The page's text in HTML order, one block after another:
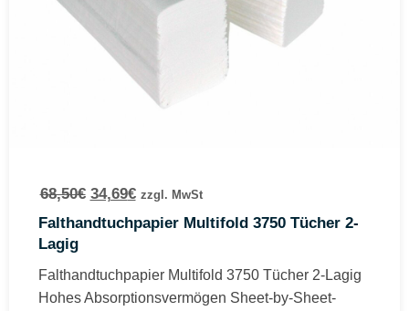
68,50€ 34,69€ zzgl. MwSt
Falthandtuchpapier Multifold 3750 Tücher 2-
Lagig
Falthandtuchpapier Multifold 3750 Tücher 2-Lagig
Hohes Absorptionsvermögen Sheet-by-Sheet-